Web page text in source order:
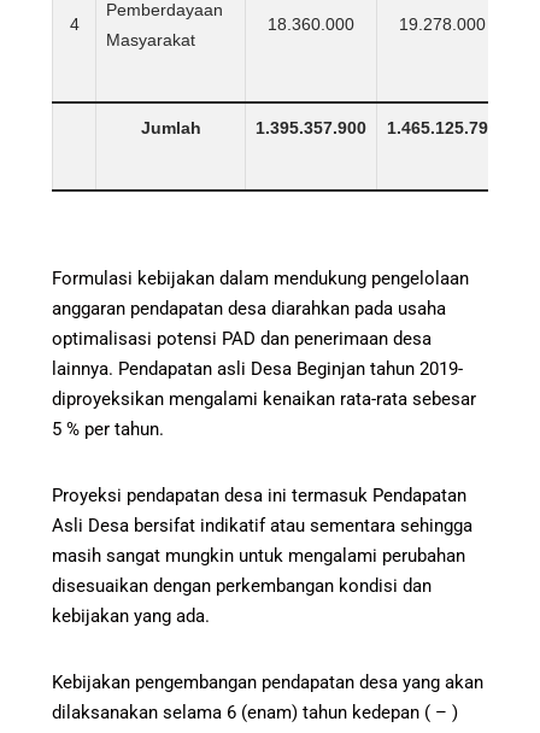
4
Pemberdayaan
Masyarakat
18.360.000 19.278.000
Jumlah 1.395.357.900 1.465.125.795
Formulasi kebijakan dalam mendukung pengelolaan
anggaran pendapatan desa diarahkan pada usaha
optimalisasi potensi PAD dan penerimaan desa
lainnya. Pendapatan asli Desa Beginjan tahun 2019-
diproyeksikan mengalami kenaikan rata-rata sebesar
5 % per tahun.
Proyeksi pendapatan desa ini termasuk Pendapatan
Asli Desa bersifat indikatif atau sementara sehingga
masih sangat mungkin untuk mengalami perubahan
disesuaikan dengan perkembangan kondisi dan
kebijakan yang ada.
Kebijakan pengembangan pendapatan desa yang akan
dilaksanakan selama 6 (enam) tahun kedepan ( – )